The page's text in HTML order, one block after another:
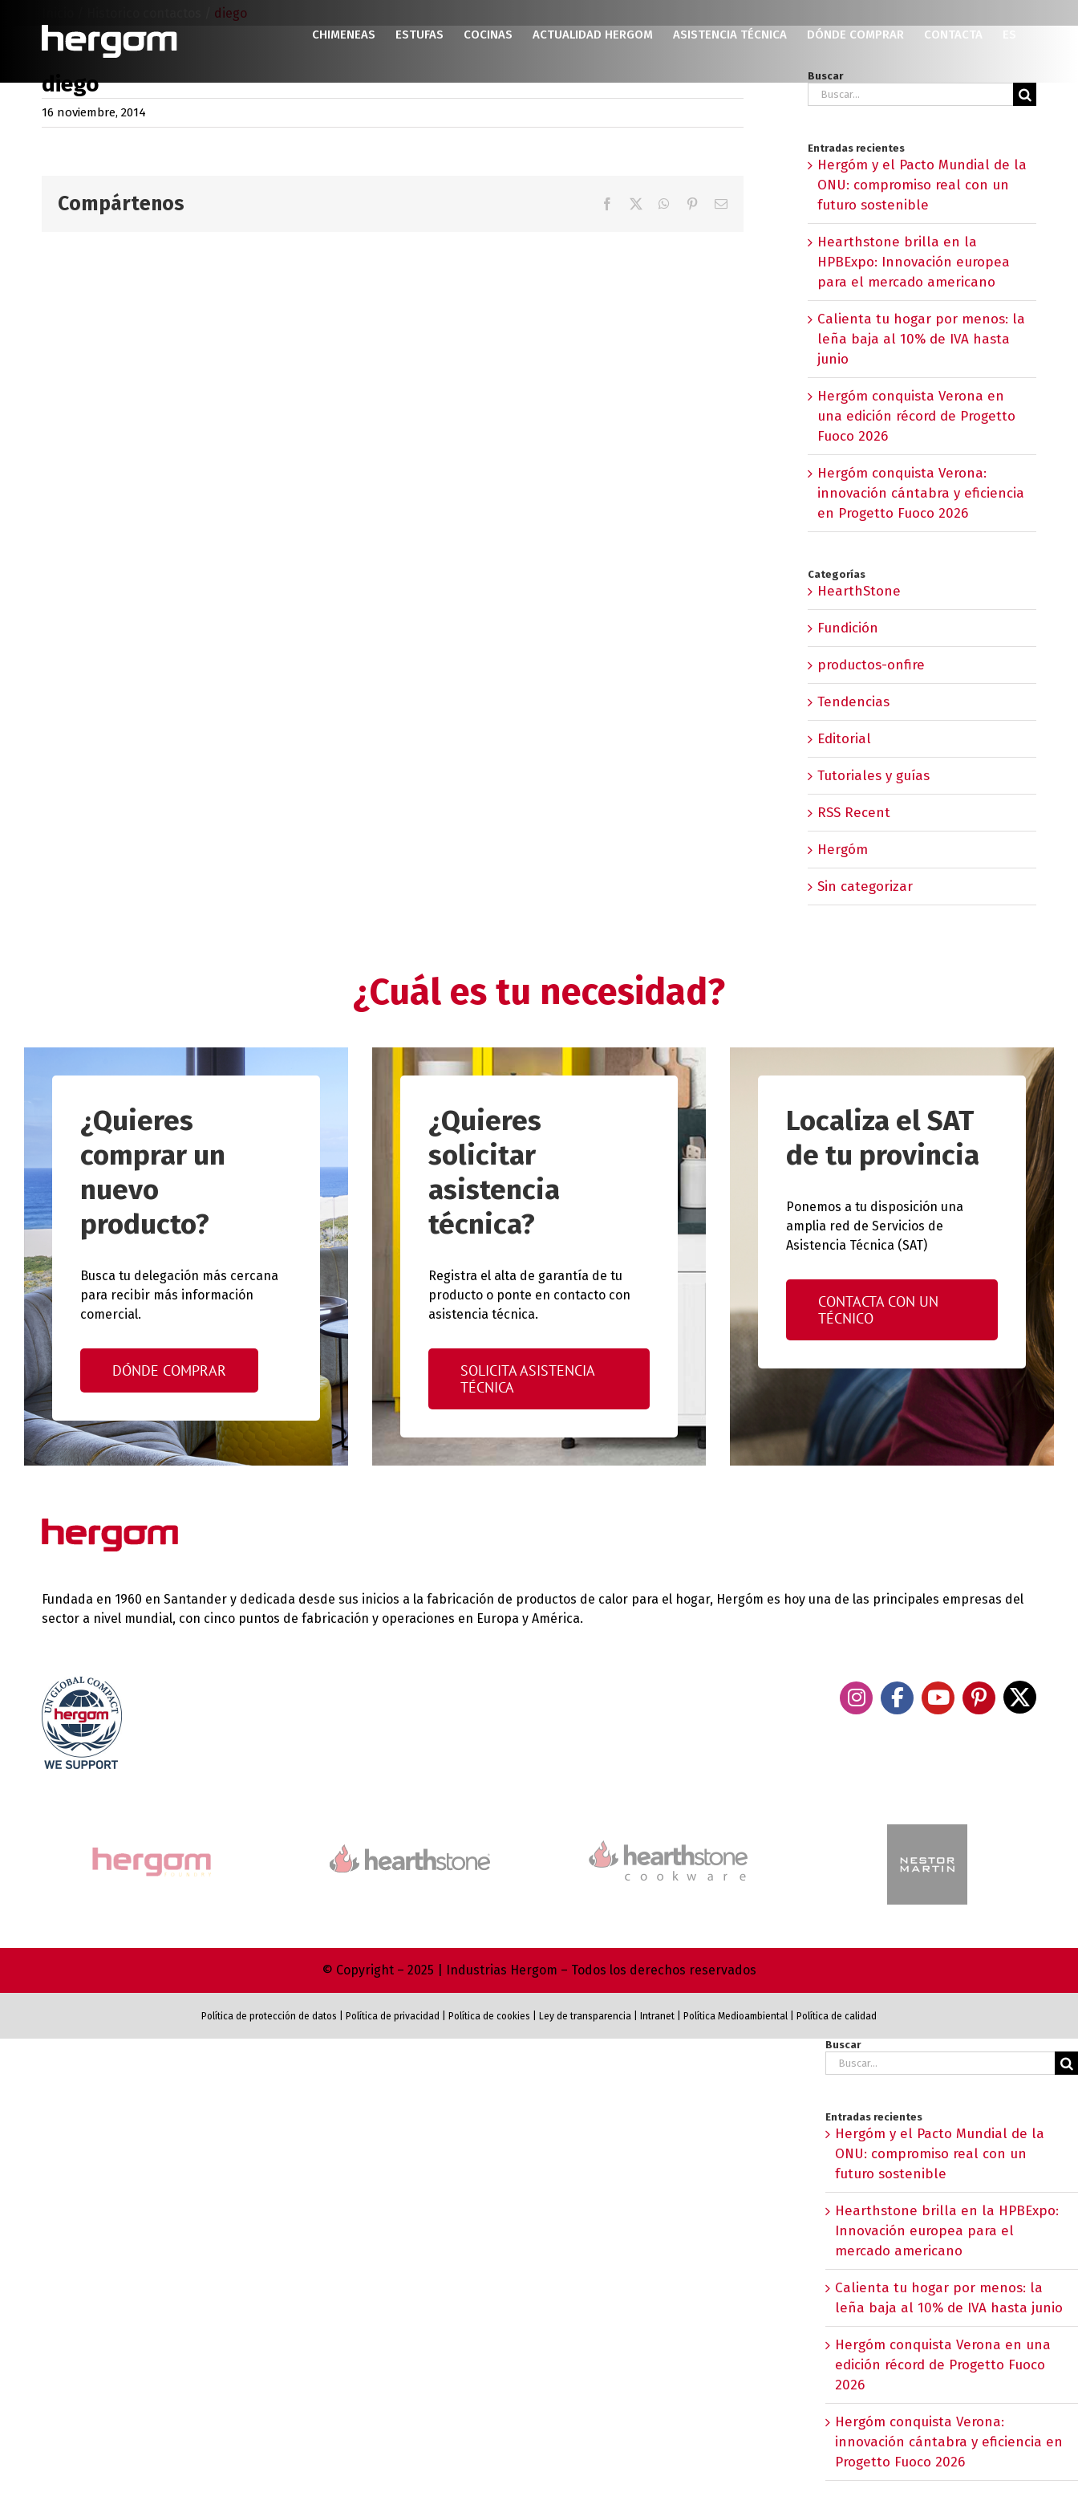
contenido
CHIMENEAS ESTUFAS COCINAS ACTUALIDAD HERGOM ASISTENCIA TÉCNICA DÓNDE COMPRAR CONTACTA
diego
diego
16 noviembre, 2014
Compártenos Facebook WhatsApp
PinterestCorreo
Buscar
Buscar:
Entradas recientes
Hergóm y el Pacto Mundial de la
ONU: compromiso real con un
futuro sostenible
Hearthstone brilla en la
HPBExpo: Innovación europea
para el mercado americano
Calienta tu hogar por menos: la
leña baja al 10% de IVA hasta
junio
Hergóm conquista Verona en
una edición récord de Progetto
Fuoco 2026
Hergóm conquista Verona:
innovación cántabra y eficiencia
en Progetto Fuoco 2026
Categorías
HearthStone
Fundición
productos-onfire
Tendencias
Editorial
Tutoriales y guías
RSS Recent
Hergóm
Sin categorizar
¿Cuál es tu necesidad?
¿Quieres
comprar un
nuevo
producto?
Busca tu delegación más cercana
para recibir más información
comercial.
DÓNDE COMPRAR
¿Quieres
solicitar
asistencia
técnica?
Registra el alta de garantía de tu
producto o ponte en contacto con
asistencia técnica.
SOLICITA ASISTENCIA
TÉCNICA
Localiza el SAT
de tu provincia
Ponemos a tu disposición una
amplia red de Servicios de
Asistencia Técnica (SAT)
CONTACTA CON UN
TÉCNICO
Fundada en 1960 en Santander y dedicada desde sus inicios a la fabricación de productos de calor para el hogar, Hergóm es hoy una de las principales empresas del
sector a nivel mundial, con cinco puntos de fabricación y operaciones en Europa y América.
© Copyright – 2025 | Industrias Hergom – Todos los derechos reservados
Política de protección de datos Política de privacidad Política de cookies Ley de transparencia Intranet Política Medioambiental Política de calidad
Buscar
Buscar:
Entradas recientes
Hergóm y el Pacto Mundial de la
ONU: compromiso real con un
futuro sostenible
Hearthstone brilla en la HPBExpo:
Innovación europea para el
mercado americano
Calienta tu hogar por menos: la
leña baja al 10% de IVA hasta junio
Hergóm conquista Verona en una
edición récord de Progetto Fuoco
2026
Hergóm conquista Verona:
innovación cántabra y eficiencia en
Progetto Fuoco 2026